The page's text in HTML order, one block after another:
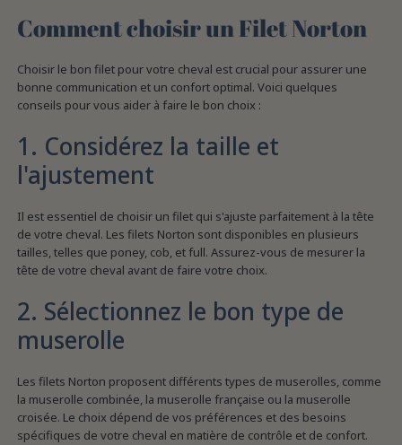
Comment choisir un Filet Norton
Choisir le bon filet pour votre cheval est crucial pour assurer une
bonne communication et un confort optimal. Voici quelques
conseils pour vous aider à faire le bon choix :
1. Considérez la taille et
l'ajustement
Il est essentiel de choisir un filet qui s'ajuste parfaitement à la tête
de votre cheval. Les filets Norton sont disponibles en plusieurs
tailles, telles que poney, cob, et full. Assurez-vous de mesurer la
tête de votre cheval avant de faire votre choix.
2. Sélectionnez le bon type de
muserolle
Les filets Norton proposent différents types de muserolles, comme
la muserolle combinée, la muserolle française ou la muserolle
croisée. Le choix dépend de vos préférences et des besoins
spécifiques de votre cheval en matière de contrôle et de confort.